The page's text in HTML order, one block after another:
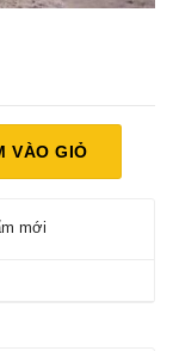
số lượng
VÀO GIỎ
mới